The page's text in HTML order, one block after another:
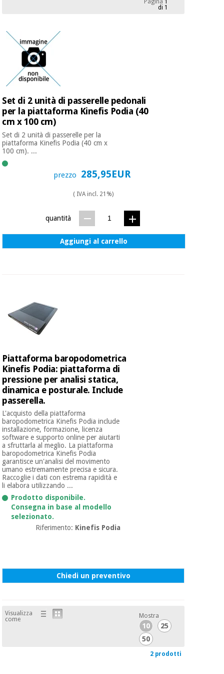
Offerte
Outlet
Fisaude
Tech
Academy
tradizionale
cinese
Mobili
clinici
Armadi
terapeutici
Materiale
essenziale
protezione
sanitari
Veterinario
Ortopedia
Strumenti
chirurgici
(liquidazione)
Notizia
Offerte
Outlet
Fisaude
Attrezzature
mediche
Medicina
cinese
Mobili
clinici
per la
protezione
fitness e
pilates
e
giochi
Armadi
sanitari
Veterinario
Ortopedia
Strumenti
chirurgici
(liquidazione)
Pagina 1
di 1
Set di 2 unità di passerelle pedonali
per la piattaforma Kinefis Podia (40
cm x 100 cm)
Set di 2 unità di passerelle per la
piattaforma Kinefis Podia (40 cm x
100 cm). ...
prezzo 285,95EUR
( IVA incl. 21%)
quantità
Aggiungi al carrello
Piattaforma baropodometrica
Kinefis Podia: piattaforma di
pressione per analisi statica,
dinamica e posturale. Include
passerella.
L'acquisto della piattaforma
baropodometrica Kinefis Podia include
installazione, formazione, licenza
software e supporto online per aiutarti
a sfruttarla al meglio. La piattaforma
baropodometrica Kinefis Podia
garantisce un'analisi del movimento
umano estremamente precisa e sicura.
Raccoglie i dati con estrema rapidità e
li elabora utilizzando ...
Prodotto disponibile.
Consegna in base al modello
selezionato.
Riferimento: Kinefis Podia
Chiedi un preventivo
Visualizza
come
Mostra
10
25
50
2 prodotti